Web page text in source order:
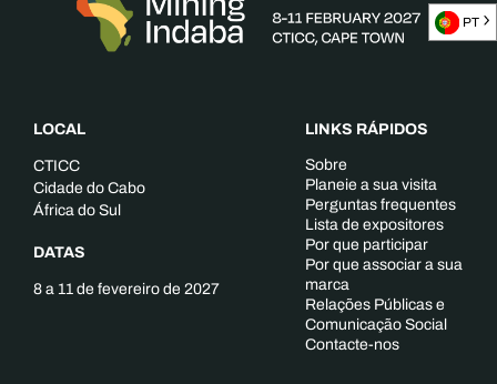
LOCAL
CTICC
Cidade do Cabo
África do Sul
DATAS
8 a 11 de fevereiro de 2027
LINKS RÁPIDOS
Sobre
Planeie a sua visita
Perguntas frequentes
Lista de expositores
Por que participar
Por que associar a sua
marca
Relações Públicas e
Comunicação Social
Contacte-nos
PT